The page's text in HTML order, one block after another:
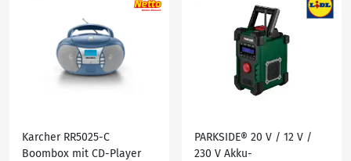
Karcher RR5025-C
Boombox mit CD-Player
PARKSIDE® 20 V / 12 V /
230 V Akku-